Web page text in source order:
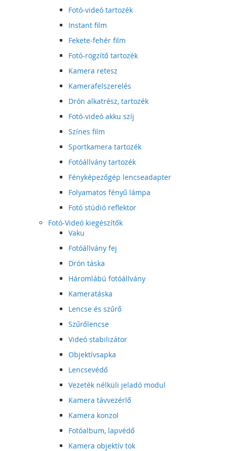
Fotó-videó tartozék
Instant film
Fekete-fehér film
Fotó-rögzítő tartozék
Kamera retesz
Kamerafelszerelés
Drón alkatrész, tartozék
Fotó-videó akku szíj
Színes film
Sportkamera tartozék
Fotóállvány tartozék
Fényképezőgép lencseadapter
Folyamatos fényű lámpa
Fotó stúdió reflektor
Fotó-Videó kiegészítők
Vaku
Fotóállvány fej
Drón táska
Háromlábú fotóállvány
Kameratáska
Lencse és szűrő
Szűrőlencse
Videó stabilizátor
Objektívsapka
Lencsevédő
Vezeték nélküli jeladó modul
Kamera távvezérlő
Kamera konzol
Fotóalbum, lapvédő
Kamera objektív tok